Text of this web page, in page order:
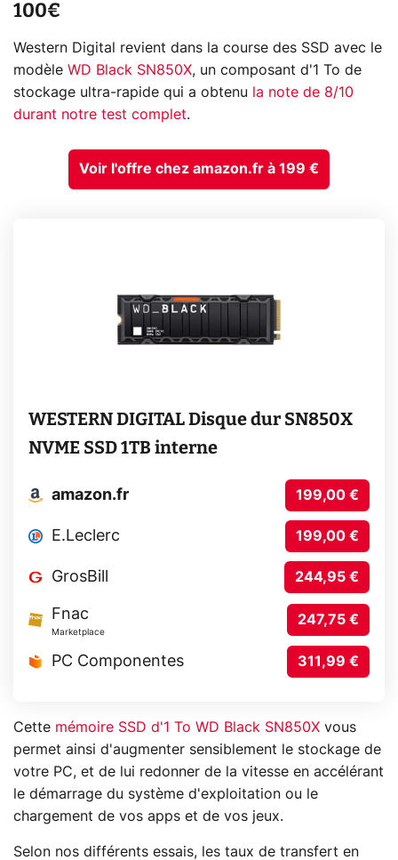
100€
Western Digital revient dans la course des SSD avec le
modèle WD Black SN850X, un composant d'1 To de
stockage ultra-rapide qui a obtenu
la note de 8/10
durant notre test complet.
Voir l'offre chez amazon.fr à 199 €
WESTERN DIGITAL Disque dur SN850X
NVME SSD 1TB interne
amazon.fr 199,00 €
E.Leclerc 199,00 €
GrosBill 244,95 €
Fnac
Marketplace
247,75 €
PC Componentes 311,99 €
Cette mémoire SSD d'1 To WD Black SN850X vous
permet ainsi d'augmenter sensiblement le stockage de
votre PC, et de lui redonner de la vitesse en accélérant
le démarrage du système d'exploitation ou le
chargement de vos apps et de vos jeux.
Selon nos différents essais, les taux de transfert en